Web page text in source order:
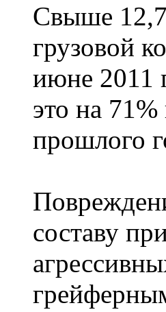
Свыше
грузовой
июне 2011
это на
прошлого
составу